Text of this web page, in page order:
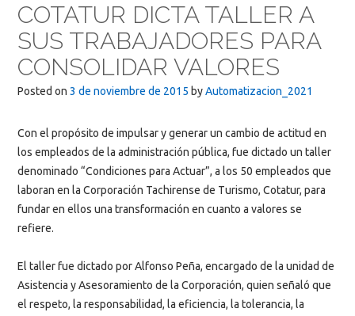
COTATUR DICTA TALLER A
SUS TRABAJADORES PARA
CONSOLIDAR VALORES
Posted on 3 de noviembre de 2015 byAutomatizacion_2021
Con el propósito de impulsar y generar un cambio de actitud en
los empleados de la administración pública, fue dictado un taller
denominado “Condiciones para Actuar”, a los 50 empleados que
laboran en la Corporación Tachirense de Turismo, Cotatur, para
fundar en ellos una transformación en cuanto a valores se
refiere.
El taller fue dictado por Alfonso Peña, encargado de la unidad de
Asistencia y Asesoramiento de la Corporación, quien señaló que
el respeto, la responsabilidad, la eficiencia, la tolerancia, la